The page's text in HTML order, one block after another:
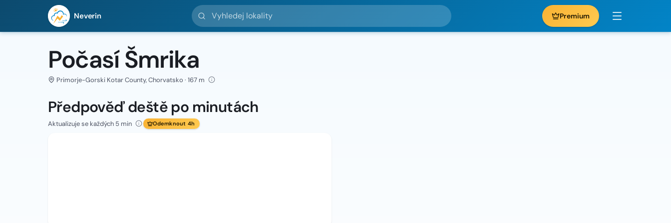
Neverin
Vyhledej lokality
Premium
Počasí Šmrika
Primorje-Gorski Kotar County, Chorvatsko · 167 m
Předpověď deště po minutách
Aktualizuje se každých 5 min Odemknout 4h